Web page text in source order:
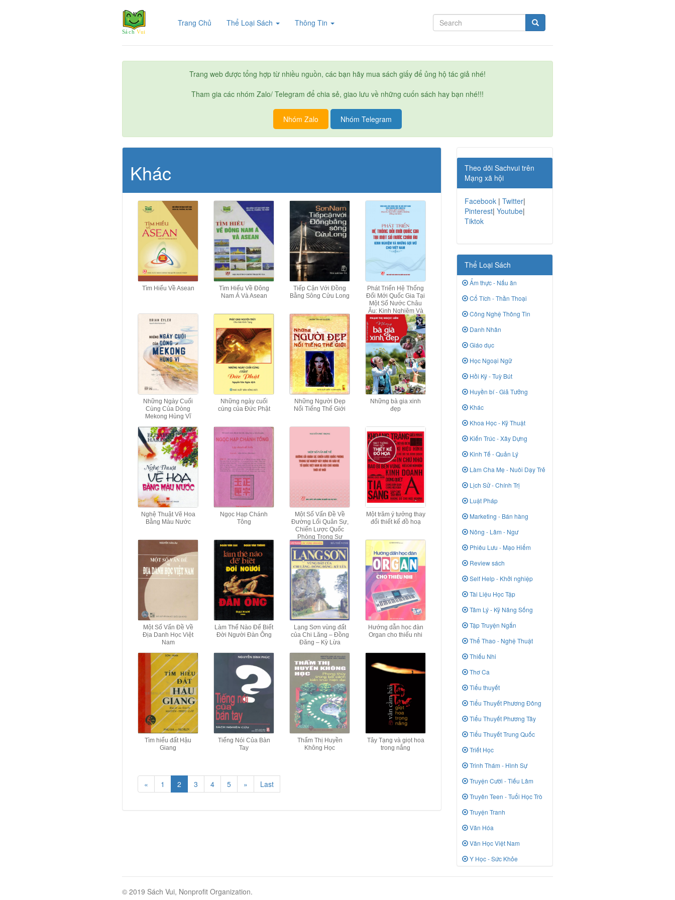
Trang Chủ (current)Thể Loại Sách Thông Tin
Trang web được tổng hợp từ nhiều nguồn, các bạn hãy mua sách giấy để ủng hộ tác giả nhé!
Tham gia các nhóm Zalo/ Telegram để chia sẻ, giao lưu về những cuốn sách hay bạn nhé!!!
Nhóm Zalo Nhóm Telegram
Khác
Tìm Hiểu Về Asean
Tìm Hiểu Về Đông
Nam Á Và Asean
Tiếp Cận Với Đồng
Bằng Sông Cửu Long
Phát Triển Hệ Thống
Đổi Mới Quốc Gia Tại
Một Số Nước Châu
Âu: Kinh Nghiệm Và
Những Gợi Mở Cho
Việt Nam
Những Ngày Cuối
Cùng Của Dòng
Mekong Hùng Vĩ
Những ngày cuối
cùng của Đức Phật
Những Người Đẹp
Nổi Tiếng Thế Giới
Những bà gia xinh
đẹp
Nghệ Thuật Vẽ Hoa
Bằng Màu Nước
Ngọc Hạp Chánh
Tông
Một Số Vấn Đề Về
Đường Lối Quân Sự,
Chiến Lược Quốc
Phòng Trong Sự
Nghiệp Xây Dựng Và
Bảo Vệ Tổ Quốc Việt
Nam Xã Hội Chủ
Nghĩa Thời Kỳ Mới
Một trăm ý tưởng thay
đổi thiết kế đồ hoạ
Một Số Vấn Đề Về
Địa Danh Học Việt
Nam
Làm Thế Nào Để Biết
Đời Người Đàn Ông
Lạng Sơn vùng đất
của Chi Lăng – Đồng
Đăng – Kỳ Lừa
Hướng dẫn học đàn
Organ cho thiếu nhi
Tìm hiểu đất Hậu
Giang
Tiếng Nói Của Bàn
Tay
Thẩm Thị Huyền
Không Học
Tây Tạng và giọt hoa
trong nắng
« 1 2 3 4 5 » Last
Theo dõi Sachvui trên
Mạng xã hội
Facebook | Twitter|
Pinterest| Youtube|
Tiktok
Thể Loại Sách
Ẩm thực - Nấu ăn
Cổ Tích - Thần Thoại
Công Nghệ Thông Tin
Danh Nhân
Giáo dục
Học Ngoại Ngữ
Hồi Ký - Tuỳ Bút
Huyền bí - Giả Tưởng
Khác
Khoa Học - Kỹ Thuật
Kiến Trúc - Xây Dựng
Kinh Tế - Quản Lý
Làm Cha Mẹ - Nuôi Dạy Trẻ
Lịch Sử - Chính Trị
Luật Pháp
Marketing - Bán hàng
Nông - Lâm - Ngư
Phiêu Lưu - Mạo Hiểm
Review sách
Self Help - Khởi nghiệp
Tài Liệu Học Tập
Tâm Lý - Kỹ Năng Sống
Tập Truyện Ngắn
Thể Thao - Nghệ Thuật
Thiếu Nhi
Thơ Ca
Tiểu thuyết
Tiểu Thuyết Phương Đông
Tiểu Thuyết Phương Tây
Tiểu Thuyết Trung Quốc
Triết Học
Trinh Thám - Hình Sự
Truyện Cười - Tiếu Lâm
Truyên Teen - Tuổi Học Trò
Truyện Tranh
Văn Hóa
Văn Học Việt Nam
Y Học - Sức Khỏe
© 2019 Sách Vui, Nonprofit Organization.